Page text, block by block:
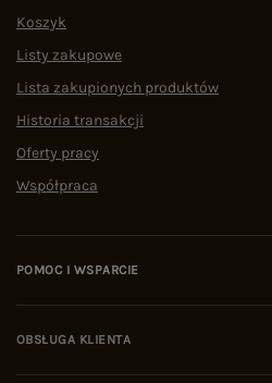
Koszyk
Listy zakupowe
Lista zakupionych produktów
Historia transakcji
Oferty pracy
Współpraca
POMOC I WSPARCIE
OBSŁUGA KLIENTA